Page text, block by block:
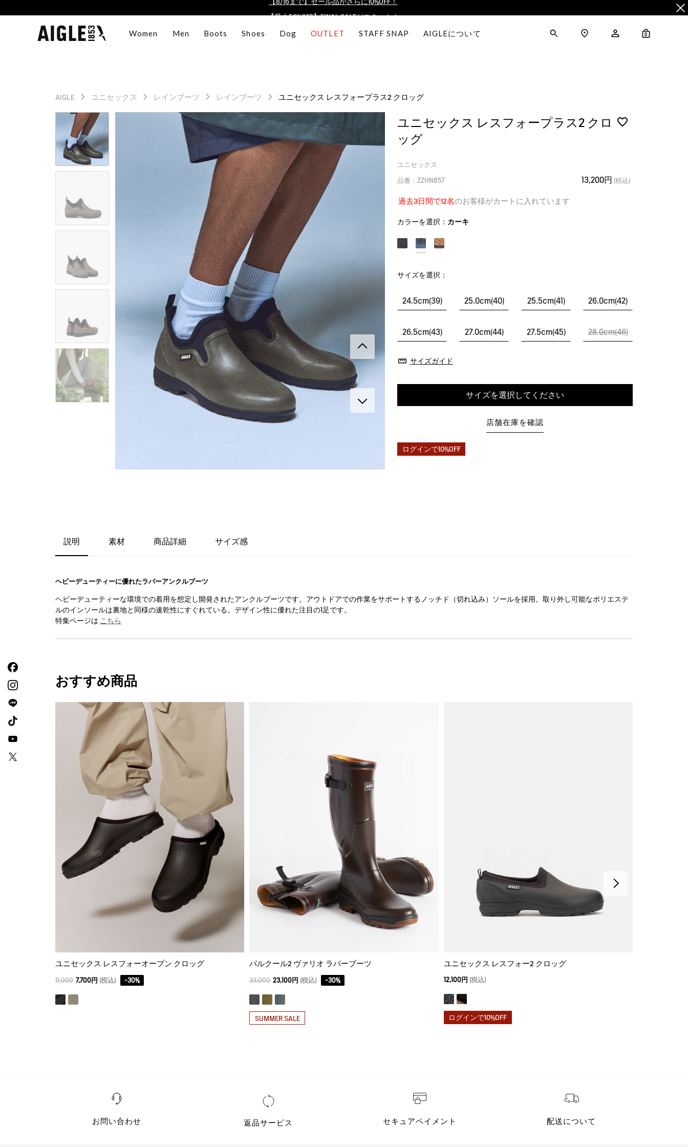
【最大50%OFF】FINAL SALEがスタート！
AIGLE CLUB ポイントサービス終了のお知らせ
AIGLE CLUB ポイントサービス終了のお知らせ
Women Men Boots Shoes Dog OUTLET STAFF SNAP AIGLEについて 0
AIGLE ユニセックス レインブーツ レインブーツ ユニセックス レスフォープラス2 クロッグ
ユニセックス レスフォープラス2 クロ
ッグ
ユニセックス
品番：ZZHNB57 13,200円 (税込)
過去3日間で12名のお客様がカートに入れています
カラーを選択： カーキ
サイズを選択：
24.5cm(39) 25.0cm(40) 25.5cm(41) 26.0cm(42)
26.5cm(43) 27.0cm(44) 27.5cm(45) 28.0cm(46)
サイズガイド
サイズを選択してください
店舗在庫を確認
ログインで10%OFF
説明 素材 商品詳細 サイズ感
ヘビーデューティーに優れたラバーアンクルブーツ
ヘビーデューティーな環境での着用を想定し開発されたアンクルブーツです。アウトドアでの作業をサポートするノッチド（切れ込み）ソールを採用。取り外し可能なポリエステ
ルのインソールは裏地と同様の速乾性にすぐれている。デザイン性に優れた注目の1足です。
特集ページは こちら
おすすめ商品
ユニセックス レスフォーオープン クロッグ
11,000 7,700円 (税込) -30%
パルクール2 ヴァリオ ラバーブーツ
33,000 23,100円 (税込) -30%
SUMMER SALE
ユニセックス レスフォー2 クロッグ
12,100円 (税込)
ログインで10%OFF
お問い合わせ 返品サービス セキュアペイメント 配送について